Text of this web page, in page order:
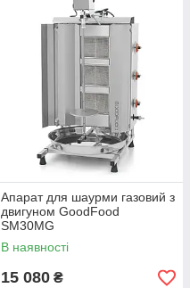
Апарат для шаурми газовий з
двигуном GoodFood
SM30MG
В наявності
15 080 ₴